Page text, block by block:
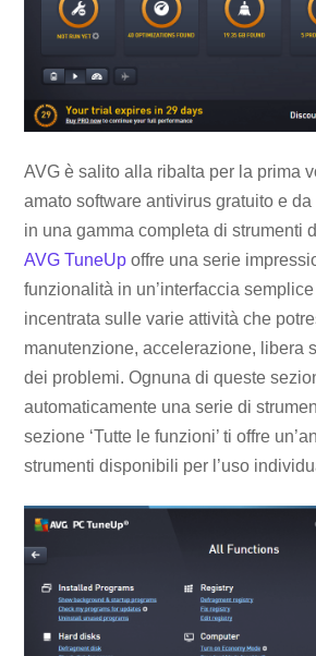
AVG è salito alla ribalta per la prima
amato software antivirus gratuito e
in una gamma completa di strumenti
AVG TuneUp offre una serie
funzionalità in un’interfaccia
incentrata sulle varie attività che
manutenzione, accelerazione, libera
dei problemi. Ognuna di queste
automaticamente una serie di
sezione ‘Tutte le funzioni’ ti offre
strumenti disponibili per l’uso